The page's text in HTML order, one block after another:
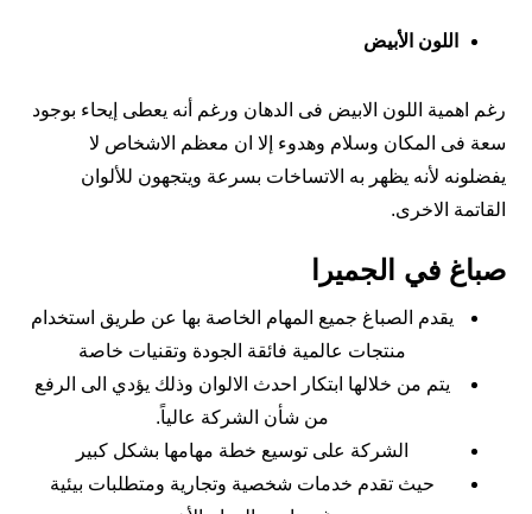
اللون الأبيض
رغم اهمية اللون الابيض فى الدهان ورغم أنه يعطى إيحاء بوجود
سعة فى المكان وسلام وهدوء إلا ان معظم الاشخاص لا
يفضلونه لأنه يظهر به الاتساخات بسرعة ويتجهون للألوان
القاتمة الاخرى.
صباغ في الجميرا
يقدم الصباغ جميع المهام الخاصة بها عن طريق استخدام
منتجات عالمية فائقة الجودة وتقنيات خاصة
يتم من خلالها ابتكار احدث الالوان وذلك يؤدي الى الرفع
من شأن الشركة عالياً.
الشركة على توسيع خطة مهامها بشكل كبير
حيث تقدم خدمات شخصية وتجارية ومتطلبات بيئية